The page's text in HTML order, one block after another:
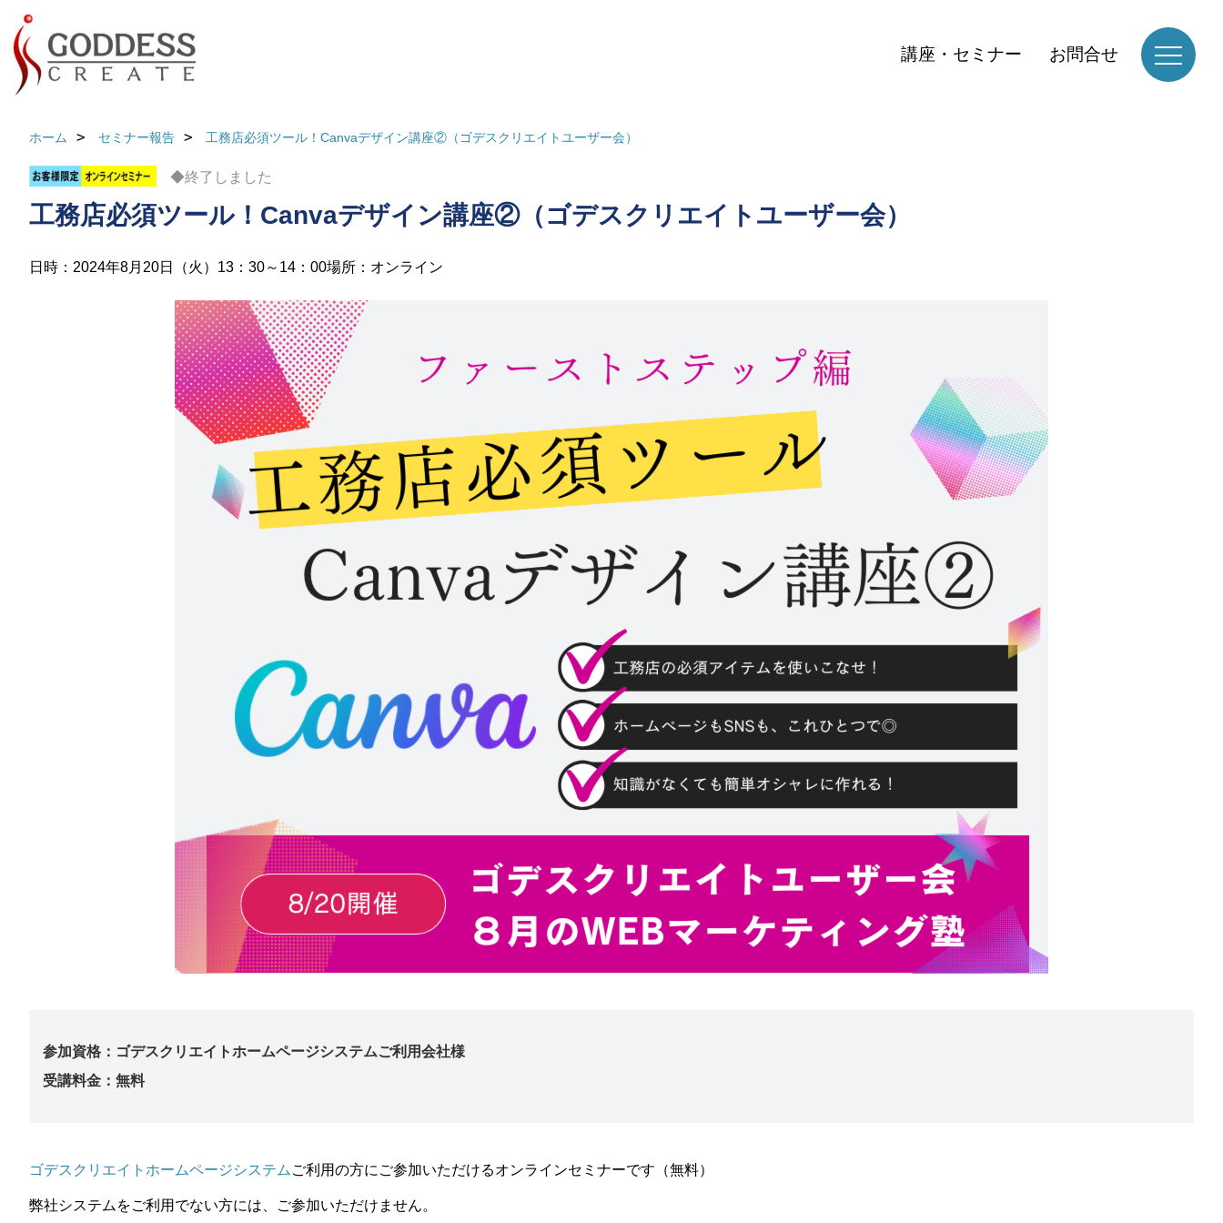
講座・セミナー お問合せ
ホーム セミナー報告 工務店必須ツール！Canvaデザイン講座②（ゴデスクリエイトユーザー会）
◆終了しました
工務店必須ツール！Canvaデザイン講座②（ゴデスクリエイトユーザー会）
日時：2024年8月20日（火）13：30～14：00場所：オンライン
参加資格：ゴデスクリエイトホームページシステムご利用会社様
受講料金：無料
ゴデスクリエイトホームページシステム ご利用の方にご参加いただけるオンラインセミナーです（無料）
弊社システムをご利用でない方には、ご参加いただけません。